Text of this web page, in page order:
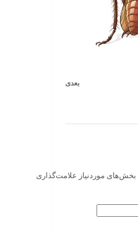
بعدی
بخش‌های موردنیاز علامت‌گذاری